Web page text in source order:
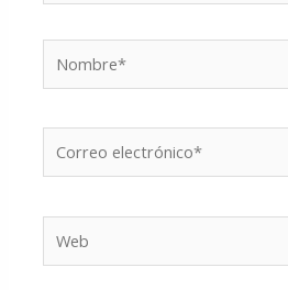
electrónico*